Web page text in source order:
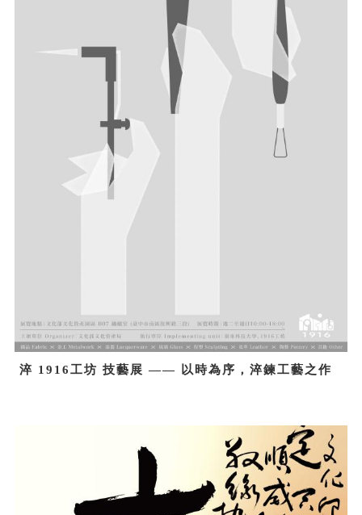
淬 1916工坊 技藝展 —— 以時為序，淬鍊工藝之作